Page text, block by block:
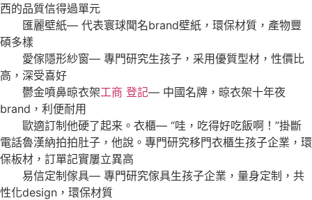
西的品質信得過單元
匯麗壁紙— 代表寰球聞名brand壁紙，環保材質，產物豐
碩多樣
愛傢隱形紗窗— 專門研究生孩子，采用優質型材，性價比
高，深受喜好
鬱金噴鼻晾衣架工商 登記— 中國名牌，晾衣架十年夜
brand，利便耐用
歐適訂制他硬了起来。衣櫃— “哇，吃得好吃飯啊！”掛斷
電話魯漢納拍拍肚子，他說。專門研究移門衣櫃生孩子企業，環
保板材，訂單記實屢立異高
易信定制傢具— 專門研究傢具生孩子企業，量身定制，共
性化design，環保材質